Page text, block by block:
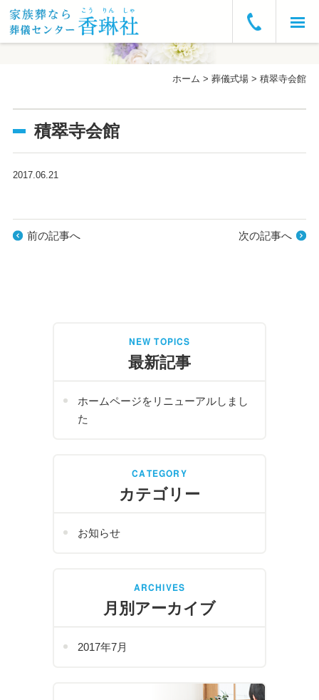
葬儀プラン・費用
葬儀の流れ
よくあるご質問
ホーム >葬儀式場 >積翠寺会館
積翠寺会館
2017.06.21
前の記事へ 次の記事へ
NEW TOPICS
最新記事
ホームページをリニューアルしまし
た
CATEGORY
カテゴリー
お知らせ
ARCHIVES
月別アーカイブ
2017年7月